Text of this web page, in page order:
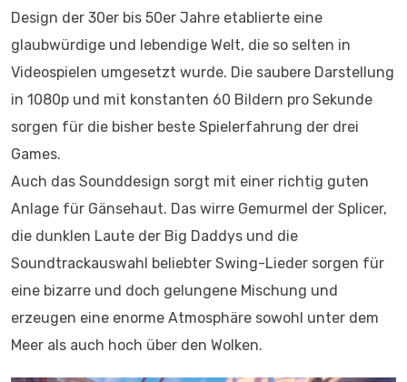
Design der 30er bis 50er Jahre etablierte eine
glaubwürdige und lebendige Welt, die so selten in
Videospielen umgesetzt wurde. Die saubere Darstellung
in 1080p und mit konstanten 60 Bildern pro Sekunde
sorgen für die bisher beste Spielerfahrung der drei
Games.
Auch das Sounddesign sorgt mit einer richtig guten
Anlage für Gänsehaut. Das wirre Gemurmel der Splicer,
die dunklen Laute der Big Daddys und die
Soundtrackauswahl beliebter Swing-Lieder sorgen für
eine bizarre und doch gelungene Mischung und
erzeugen eine enorme Atmosphäre sowohl unter dem
Meer als auch hoch über den Wolken.